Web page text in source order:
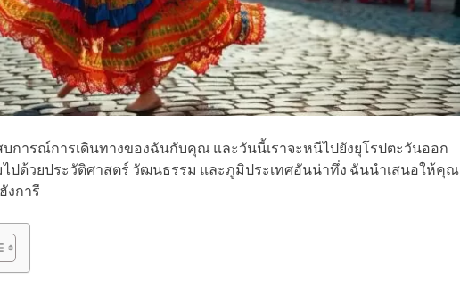
การณ์การเดินทางของฉันกับคุณ และวันนี้เราจะหนีไปยังยุโรปตะวันออก
ไปด้วยประวัติศาสตร์ วัฒนธรรม และภูมิประเทศอันน่าทึ่ง ฉันนำเสนอให้คุณ
งการี